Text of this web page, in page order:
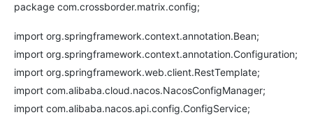
package com.crossborder.matrix.config;
import org.springframework.context.annotation.Bean;
import org.springframework.context.annotation.Configuration;
import org.springframework.web.client.RestTemplate;
import com.alibaba.cloud.nacos.NacosConfigManager;
import com.alibaba.nacos.api.config.ConfigService;